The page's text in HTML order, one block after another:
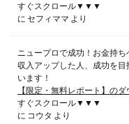
すぐスクロール▼▼▼
に セフィママ より
ニュープロで成功！お金持ち
収入アップした人、成功を
います！
【限定・無料レポート】の
すぐスクロール▼▼▼
に コウタ より